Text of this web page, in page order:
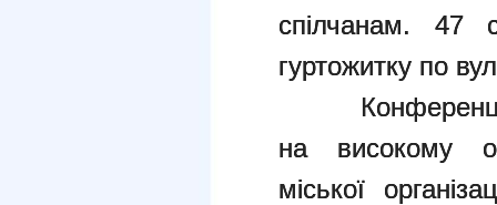
спілчанам. 47
гуртожитку по
Конференція
на високому
міської